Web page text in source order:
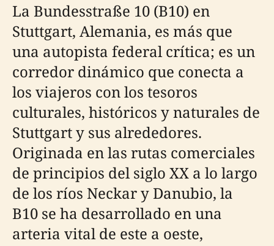
La Bundesstraße 10 (B10) en
Stuttgart, Alemania, es más que
una autopista federal crítica; es un
corredor dinámico que conecta a
los viajeros con los tesoros
culturales, históricos y naturales de
Stuttgart y sus alrededores.
Originada en las rutas comerciales
de principios del siglo XX a lo largo
de los ríos Neckar y Danubio, la
B10 se ha desarrollado en una
arteria vital de este a oeste,